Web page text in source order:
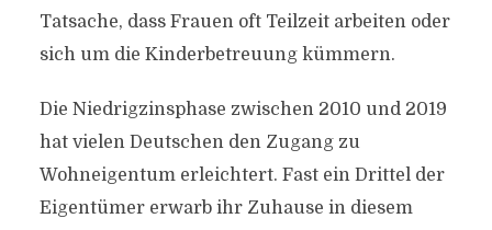
Tatsache, dass Frauen oft Teilzeit arbeiten oder
sich um die Kinderbetreuung kümmern.
Die Niedrigzinsphase zwischen 2010 und 2019
hat vielen Deutschen den Zugang zu
Wohneigentum erleichtert. Fast ein Drittel der
Eigentümer erwarb ihr Zuhause in diesem